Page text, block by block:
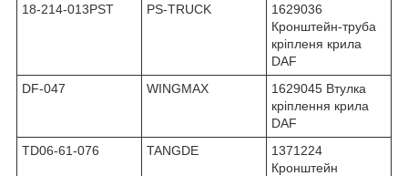
18-214-013PST
PS-TRUCK
1629036
Кронштейн-труба
кріпленя крила
DAF
DF-047
WINGMAX
1629045 Втулка
кріплення крила
DAF
TD06-61-076
TANGDE
1371224
Кронштейн